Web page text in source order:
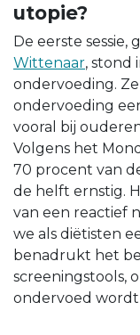
utopie?
De eerste
Wittenaar, stond
ondervoeding.
ondervoeding
vooral bij
Volgens het
70 procent van
de helft ernstig.
van een reactief
we als diëtisten
benadrukt het
screeningstools,
ondervoed wordt